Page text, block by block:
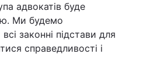
адвокатів буде
Ми будемо
законні підстави для
справедливості і